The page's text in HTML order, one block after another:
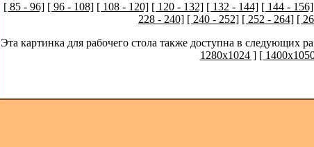
[ 85 - 96] [ 96 - 108] [ 108 - 120] [ 120 - 132] [ 132 - 144] [ 144 - 156]
228 - 240] [ 240 - 252] [ 252 - 264] [
Эта картинка для рабочего стола также доступна в следующих
1280x1024 ] [